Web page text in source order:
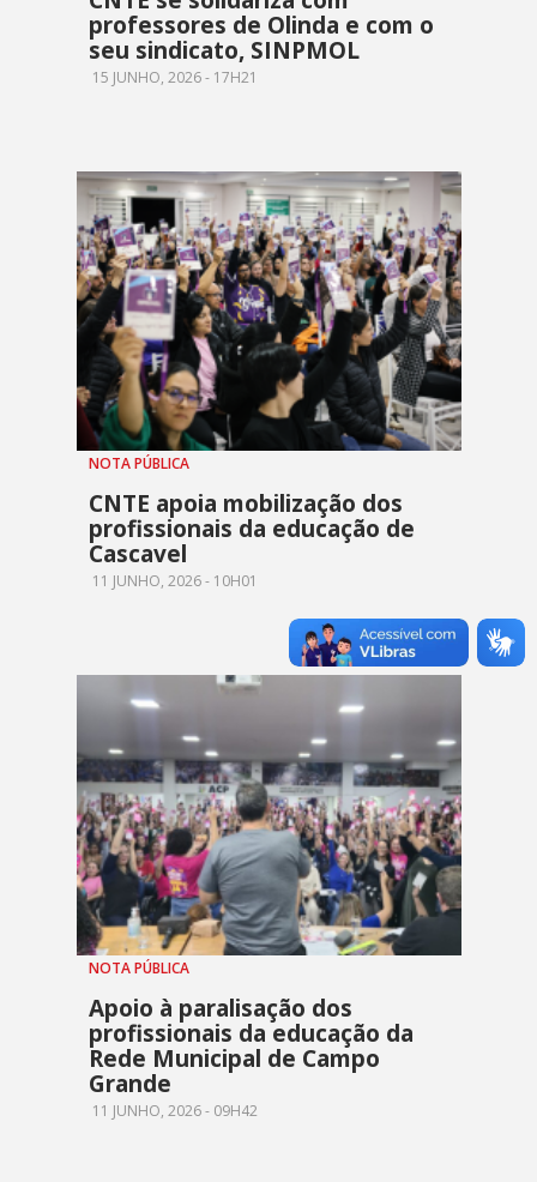
professores de Olinda e com o
seu sindicato, SINPMOL
15 JUNHO, 2026 - 17H21
NOTA PÚBLICA
CNTE apoia mobilização dos
profissionais da educação de
Cascavel
11 JUNHO, 2026 - 10H01
NOTA PÚBLICA
Apoio à paralisação dos
profissionais da educação da
Rede Municipal de Campo
Grande
11 JUNHO, 2026 - 09H42